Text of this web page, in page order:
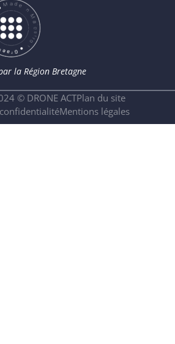
la Région Bretagne
© DRONE ACTPlan du site
Mentions légales